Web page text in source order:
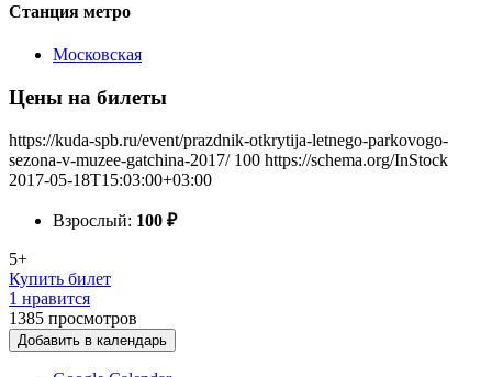
Станция метро
Московская
Цены на билеты
https://kuda-spb.ru/event/prazdnik-otkrytija-letnego-parkovogo-
sezona-v-muzee-gatchina-2017/ 100 https://schema.org/InStock
2017-05-18T15:03:00+03:00
Взрослый: 100 ₽
5+
Купить билет
1 нравится
1385 просмотров
Добавить в календарь